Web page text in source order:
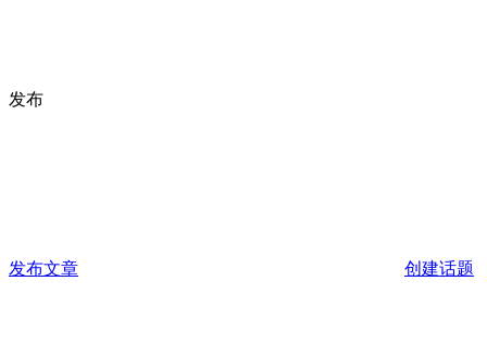
发布
发布文章 创建话题